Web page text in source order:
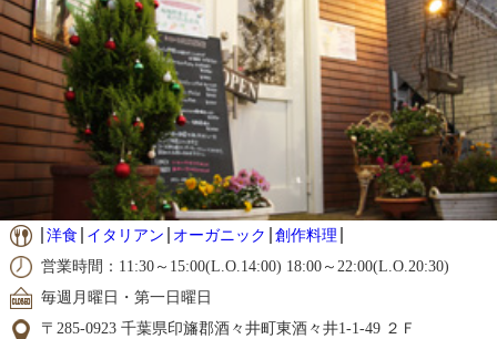
洋食 イタリアン オーガニック
創作料理
営業時間：11:30～15:00(L.O.14:00) 18:00～22:00(L.O.20:30)
毎週月曜日・第一日曜日
〒285-0923 千葉県印旛郡酒々井町東酒々井1-1-49 ２Ｆ